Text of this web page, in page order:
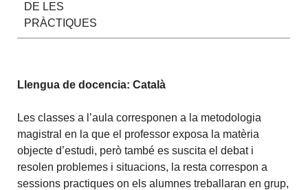
DE LES
PRÀCTIQUES
Llengua de docencia: Català
Les classes a l’aula corresponen a la metodologia
magistral en la que el professor exposa la matèria
objecte d’estudi, però també es suscita el debat i
resolen problemes i situacions, la resta correspon a
sessions practiques on els alumnes treballaran en grup,